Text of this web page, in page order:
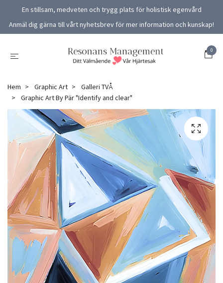
En stillsam, medveten och trygg plats för holistisk egenvård
Anmäl dig gärna till vårt nyhetsbrev för mer information och kunskap!
0
Hem Graphic Art
Galleri TVÅ
Graphic Art By Pär "Identify and clear"